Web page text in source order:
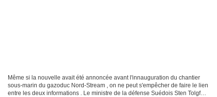
Même si la nouvelle avait été annoncée avant l'innauguration du chantier
sous-marin du gazoduc Nord-Stream , on ne peut s'empêcher de faire le lien
entre les deux informations . Le ministre de la défense Suédois Sten Tolgfors